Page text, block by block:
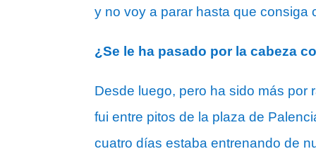
y no voy a parar hasta que consiga
¿Se le ha pasado por la cabeza
Desde luego, pero ha sido más por
fui entre pitos de la plaza de
cuatro días estaba entrenando de